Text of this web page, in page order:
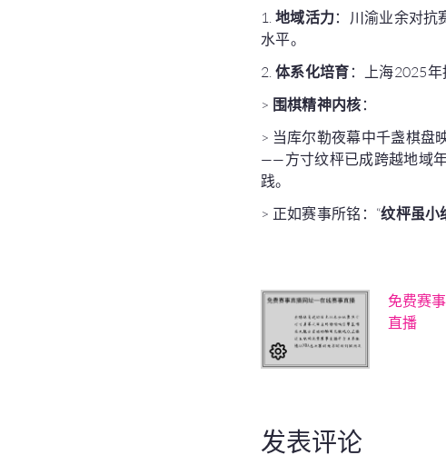
1. 地域活力：川渝业余对抗
水平。
2. 体系化培育 ：上海2025
> 围棋精神内核 ：
> 当库尔勒夜幕中千盏棋盘
——方寸纹枰已成跨越地域
践。
> 正如赛事所铭：“纹枰虽小
免费赛
直播
发表评论